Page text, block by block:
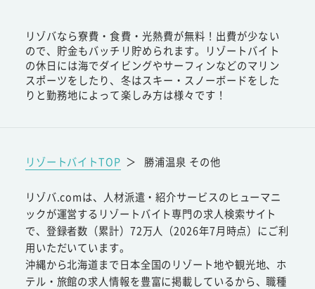
リゾバなら寮費・食費・光熱費が無料！出費が少ない
ので、貯金もバッチリ貯められます。リゾートバイト
の休日には海でダイビングやサーフィンなどのマリン
スポーツをしたり、冬はスキー・スノーボードをした
りと勤務地によって楽しみ方は様々です！
リゾートバイトTOP ＞ 勝浦温泉 その他
リゾバ.comは、人材派遣・紹介サービスのヒューマニ
ックが運営するリゾートバイト専門の求人検索サイト
で、登録者数（累計）72万人（2026年7月時点）にご利
用いただいています。
沖縄から北海道まで日本全国のリゾート地や観光地、ホ
テル・旅館の求人情報を豊富に掲載しているから、職種